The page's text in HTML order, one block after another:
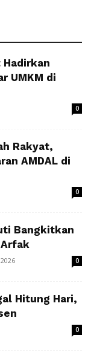
Hadirkan
UMKM di
0
Rakyat,
AMDAL di
0
Bangkitkan
0
Hitung Hari,
0